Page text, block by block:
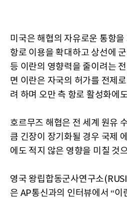
미국은 해협의 자유로운 통항
항로 이용을 확대하고 상선에
등 이란의 영향력을 줄이려는
면 이란은 자국의 허가를 전제
려 하며 오만 측 항로 활성화에
호르무즈 해협은 전 세계 원유
큼 긴장이 장기화될 경우 국제
에도 적지 않은 영향을 미칠 것
영국 왕립합동군사연구소
은 AP통신과의 인터뷰에서 “이